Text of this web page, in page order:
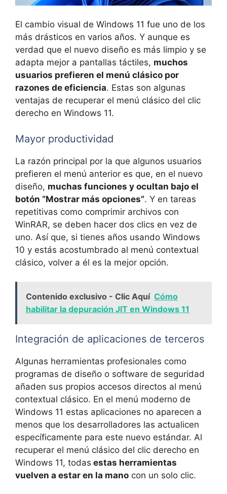
El cambio visual de Windows 11 fue uno de los
más drásticos en varios años. Y aunque es
verdad que el nuevo diseño es más limpio y se
adapta mejor a pantallas táctiles, muchos
usuarios prefieren el menú clásico por
razones de eficiencia. Estas son algunas
ventajas de recuperar el menú clásico del clic
derecho en Windows 11.
Mayor productividad
La razón principal por la que algunos usuarios
prefieren el menú anterior es que, en el nuevo
diseño, muchas funciones y ocultan bajo el
botón “Mostrar más opciones”. Y en tareas
repetitivas como comprimir archivos con
WinRAR, se deben hacer dos clics en vez de
uno. Así que, si tienes años usando Windows
10 y estás acostumbrado al menú contextual
clásico, volver a él es la mejor opción.
Contenido exclusivo - Clic Aquí Cómo
habilitar la depuración JIT en Windows 11
Integración de aplicaciones de terceros
Algunas herramientas profesionales como
programas de diseño o software de seguridad
añaden sus propios accesos directos al menú
contextual clásico. En el menú moderno de
Windows 11 estas aplicaciones no aparecen a
menos que los desarrolladores las actualicen
específicamente para este nuevo estándar. Al
recuperar el menú clásico del clic derecho en
Windows 11, todas estas herramientas
vuelven a estar en la mano con un solo clic.